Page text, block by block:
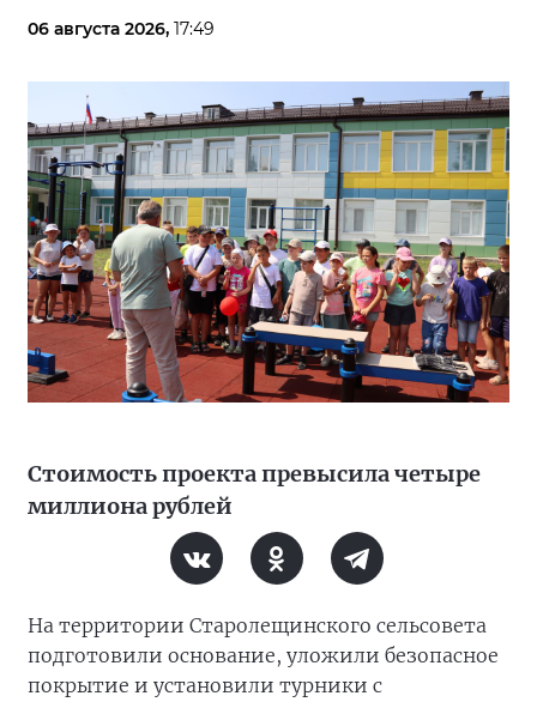
06 августа 2026, 17:49
Стоимость проекта превысила четыре
миллиона рублей
На территории Старолещинского сельсовета
подготовили основание, уложили безопасное
покрытие и установили турники с